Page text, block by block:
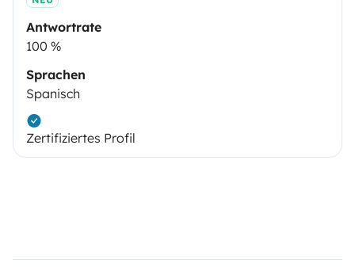
Antwortrate
100 %
Sprachen
Spanisch
Zertifiziertes Profil